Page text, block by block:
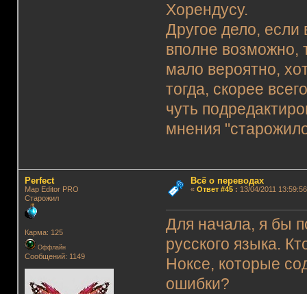
Хорендусу.
Другое дело, если
вполне возможно,
мало вероятно,
тогда, скорее
чуть
мнения
Perfect
Map Editor PRO
Старожил
Карма: 125
Оффлайн
Сообщений: 1149
Всё о переводах
« Ответ #45: 13/04/2011
Для начала, я бы
русского языка.
Ноксе, которые
ошибки?